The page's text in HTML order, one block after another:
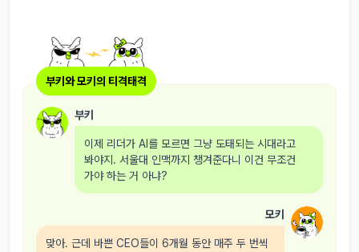
부키와 모키의 티격태격
부키
이제 리더가 AI를 모르면 그냥 도태되는 시대라고
봐야지. 서울대 인맥까지 챙겨준다니 이건 무조건
가야 하는 거 아냐?
모키
맞아. 근데 바쁜 CEO들이 6개월 동안 매주 두 번씩